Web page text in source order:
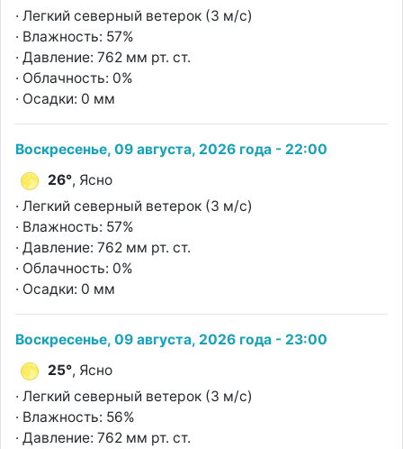
· Легкий северный ветерок (3 м/с)
· Влажность: 57%
· Давление: 762 мм рт. ст.
· Облачность: 0%
· Осадки: 0 мм
Воскресенье, 09 августа, 2026 года - 22:00
26°, Ясно
· Легкий северный ветерок (3 м/с)
· Влажность: 57%
· Давление: 762 мм рт. ст.
· Облачность: 0%
· Осадки: 0 мм
Воскресенье, 09 августа, 2026 года - 23:00
25°, Ясно
· Легкий северный ветерок (3 м/с)
· Влажность: 56%
· Давление: 762 мм рт. ст.